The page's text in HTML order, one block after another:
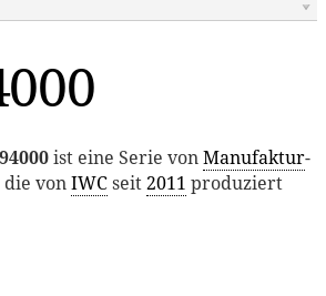
94000ist eine Serie vonManufaktur-
vonIWCseit2011 produziert